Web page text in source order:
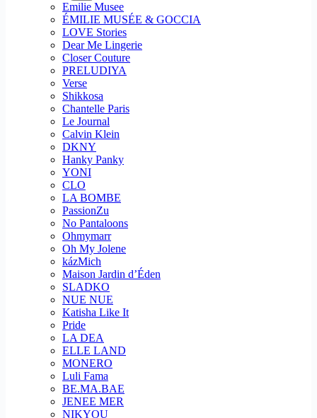
Emilie Musee
ÉMILIE MUSÉE & GOCCIA
LOVE Stories
Dear Me Lingerie
Closer Couture
PRELUDIYA
Verse
Shikkosa
Chantelle Paris
Le Journal
Calvin Klein
DKNY
Hanky Panky
YONI
CLO
LA BOMBE
PassionZu
No Pantaloons
Ohmymarr
Oh My Jolene
kázMich
Maison Jardin d’Éden
SLADKO
NUE NUE
Katisha Like It
Pride
LA DEA
ELLE LAND
MONERO
Luli Fama
BE.MA.BAE
JENEE MER
NIKYOU